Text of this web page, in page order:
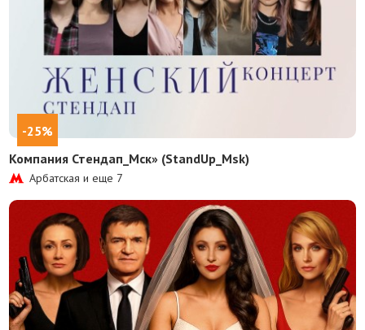
-25%
Компания Стендап_Мск» (StandUp_Msk)
Арбатская и еще 7